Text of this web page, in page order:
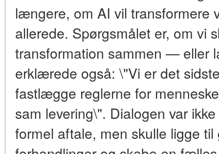
længere, om AI vil
allerede. Spørgsmålet er, om vi
transformation sammen — eller
erklærede også: \"Vi er det
fastlægge reglerne for
sam levering\". Dialogen var
formel aftale, men skulle ligge